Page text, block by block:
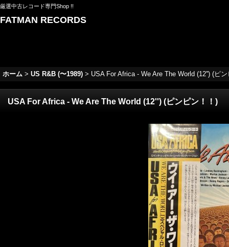
厳選中古レコード専門Shop !!
FATMAN RECORDS
ホーム > US R&B (〜1989) > USA For Africa - We Are The World (12'') (ピ
USA For Africa - We Are The World (12'') (ピンピン！！)